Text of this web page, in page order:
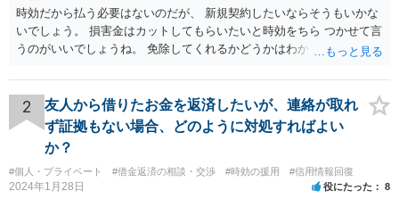
時効だから払う必要はないのだが、 新規契約したいならそうもいかな
いでしょう。 損害金はカットしてもらいたいと時効をちら つかせて言
うのがいいでしょうね。 免除してくれるかどうかはわかりませんが。
2
友人から借りたお金を返済したいが、連絡が取れ
ず証拠もない場合、どのように対処すればよい
か？
#個人・プライベート #借金返済の相談・交渉 #時効の援用 #信用情報回復
2024年1月28日 役にたった 8